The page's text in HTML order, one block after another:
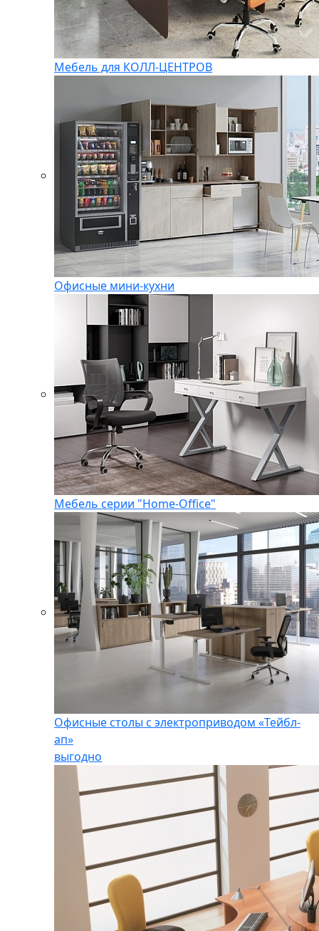
Мебель для КОЛЛ-ЦЕНТРОВ
Офисные мини-кухни
Мебель серии "Home-Office"
Офисные столы с электроприводом «Тейбл-
ап»
выгодно